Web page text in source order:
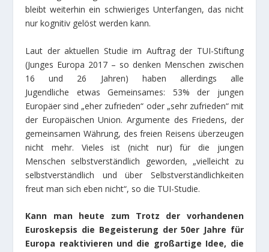
bleibt weiterhin ein schwieriges Unterfangen, das nicht
nur kognitiv gelöst werden kann.
Laut der aktuellen Studie im Auftrag der TUI-Stiftung
(Junges Europa 2017 – so denken Menschen zwischen
16 und 26 Jahren) haben allerdings alle
Jugendliche etwas Gemeinsames: 53% der jungen
Europäer sind „eher zufrieden“ oder „sehr zufrieden“ mit
der Europäischen Union. Argumente des Friedens, der
gemeinsamen Währung, des freien Reisens überzeugen
nicht mehr. Vieles ist (nicht nur) für die jungen
Menschen selbstverständlich geworden, „vielleicht zu
selbstverständlich und über Selbstverständlichkeiten
freut man sich eben nicht“, so die TUI-Studie.
Kann man heute zum Trotz der vorhandenen
Euroskepsis die Begeisterung der 50er Jahre für
Europa reaktivieren und die großartige Idee, die